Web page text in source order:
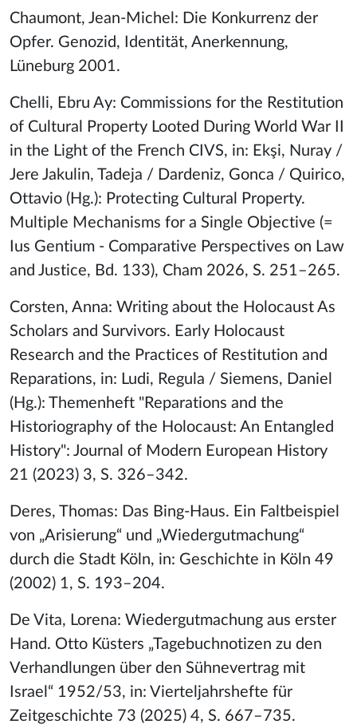
Chaumont, Jean-Michel: Die Konkurrenz der
Opfer. Genozid, Identität, Anerkennung,
Lüneburg 2001.
Chelli, Ebru Ay: Commissions for the Restitution
of Cultural Property Looted During World War II
in the Light of the French CIVS, in: Ekşi, Nuray /
Jere Jakulin, Tadeja / Dardeniz, Gonca / Quirico,
Ottavio (Hg.): Protecting Cultural Property.
Multiple Mechanisms for a Single Objective (=
Ius Gentium - Comparative Perspectives on Law
and Justice, Bd. 133), Cham 2026, S. 251–265.
Corsten, Anna: Writing about the Holocaust As
Scholars and Survivors. Early Holocaust
Research and the Practices of Restitution and
Reparations, in: Ludi, Regula / Siemens, Daniel
(Hg.): Themenheft "Reparations and the
Historiography of the Holocaust: An Entangled
History": Journal of Modern European History
21 (2023) 3, S. 326–342.
Deres, Thomas: Das Bing-Haus. Ein Faltbeispiel
von „Arisierung“ und „Wiedergutmachung“
durch die Stadt Köln, in: Geschichte in Köln 49
(2002) 1, S. 193–204.
De Vita, Lorena: Wiedergutmachung aus erster
Hand. Otto Küsters „Tagebuchnotizen zu den
Verhandlungen über den Sühnevertrag mit
Israel“ 1952/53, in: Vierteljahrshefte für
Zeitgeschichte 73 (2025) 4, S. 667–735.